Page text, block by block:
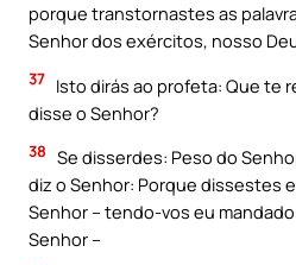
porque transtornastes as
Senhor dos exércitos, nosso
37 Isto dirás ao profeta: Que te
disse o Senhor?
38 Se disserdes: Peso do
diz o Senhor: Porque dissestes
Senhor – tendo-vos eu
Senhor –